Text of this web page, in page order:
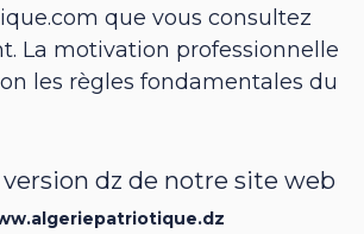
que vous consultez
La motivation professionnelle
les règles fondamentales du
version dz de notre site web